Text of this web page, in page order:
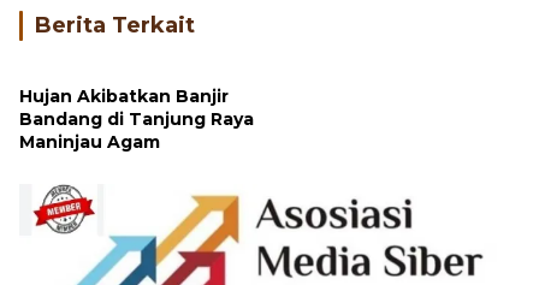
Berita Terkait
Hujan Akibatkan Banjir
Bandang di Tanjung Raya
Maninjau Agam